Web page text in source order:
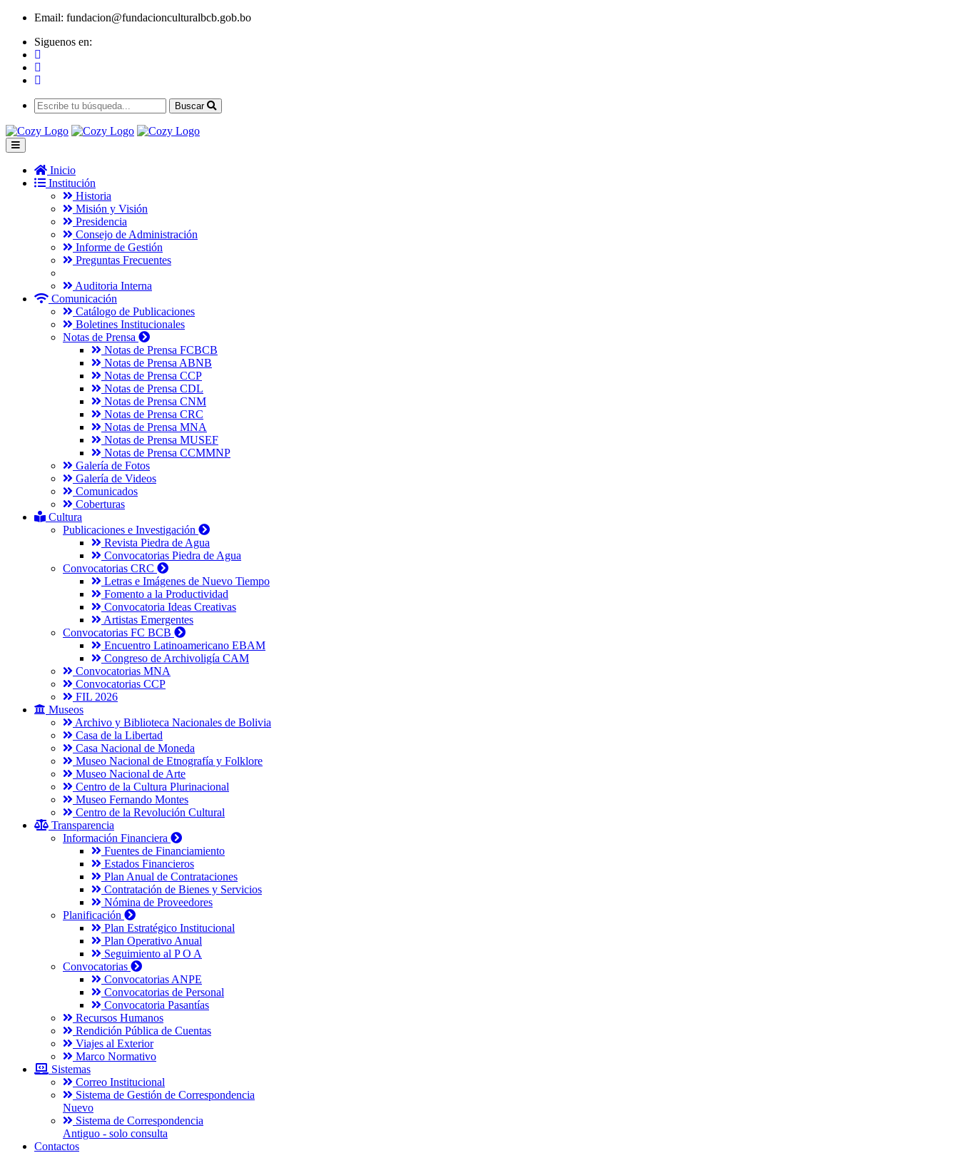
Email: fundacion@fundacionculturalbcb.gob.bo
Siguenos en:
Buscar
Inicio
Institución
Historia
Misión y Visión
Presidencia
Consejo de Administración
Informe de Gestión
Preguntas Frecuentes
Auditoria Interna
Comunicación
Catálogo de Publicaciones
Boletines Institucionales
Notas de Prensa
Notas de Prensa FCBCB
Notas de Prensa ABNB
Notas de Prensa CCP
Notas de Prensa CDL
Notas de Prensa CNM
Notas de Prensa CRC
Notas de Prensa MNA
Notas de Prensa MUSEF
Notas de Prensa CCMMNP
Galería de Fotos
Galería de Videos
Comunicados
Coberturas
Cultura
Publicaciones e Investigación
Revista Piedra de Agua
Convocatorias Piedra de Agua
Convocatorias CRC
Letras e Imágenes de Nuevo Tiempo
Fomento a la Productividad
Convocatoria Ideas Creativas
Artistas Emergentes
Convocatorias FC BCB
Encuentro Latinoamericano EBAM
Congreso de Archivoligía CAM
Convocatorias MNA
Convocatorias CCP
FIL 2026
Museos
Archivo y Biblioteca Nacionales de Bolivia
Casa de la Libertad
Casa Nacional de Moneda
Museo Nacional de Etnografía y Folklore
Museo Nacional de Arte
Centro de la Cultura Plurinacional
Museo Fernando Montes
Centro de la Revolución Cultural
Transparencia
Información Financiera
Fuentes de Financiamiento
Estados Financieros
Plan Anual de Contrataciones
Contratación de Bienes y Servicios
Nómina de Proveedores
Planificación
Plan Estratégico Institucional
Plan Operativo Anual
Seguimiento al P O A
Convocatorias
Convocatorias ANPE
Convocatorias de Personal
Convocatoria Pasantías
Recursos Humanos
Rendición Pública de Cuentas
Viajes al Exterior
Marco Normativo
Sistemas
Correo Institucional
Sistema de Gestión de Correspondencia
Nuevo
Sistema de Correspondencia
Antiguo - solo consulta
Contactos